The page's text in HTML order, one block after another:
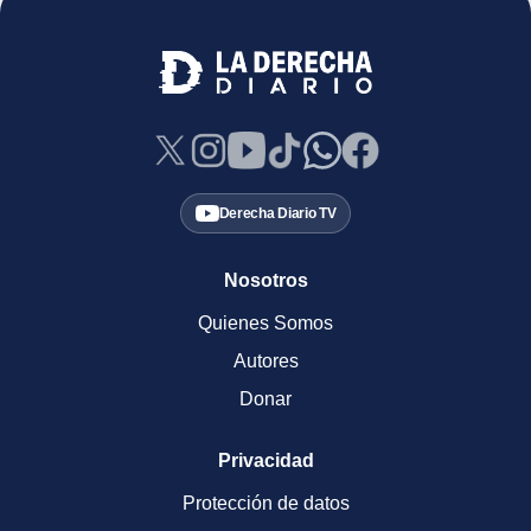
Derecha Diario TV
Nosotros
Quienes Somos
Autores
Donar
Privacidad
Protección de datos